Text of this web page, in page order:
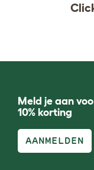
Meld je aan
10% korting
AANMELDEN